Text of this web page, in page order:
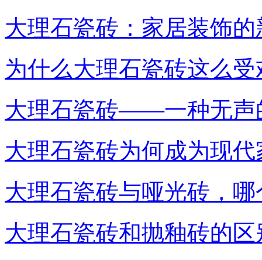
大理石瓷砖：家居装饰的
为什么大理石瓷砖这么受
大理石瓷砖——一种无声
大理石瓷砖为何成为现
大理石瓷砖与哑光砖，哪
大理石瓷砖和抛釉砖的区